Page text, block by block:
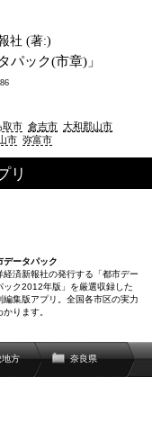
社 (著:)
パック(市章)」
取市 倉吉市 大和郡山市
市 弥富市
リ
データパック
経済新報社の発行する「都市デー
ック2012年版」を厳選収録した
編集版アプリ。全国各市区の実力
かります。
地方 奈良県